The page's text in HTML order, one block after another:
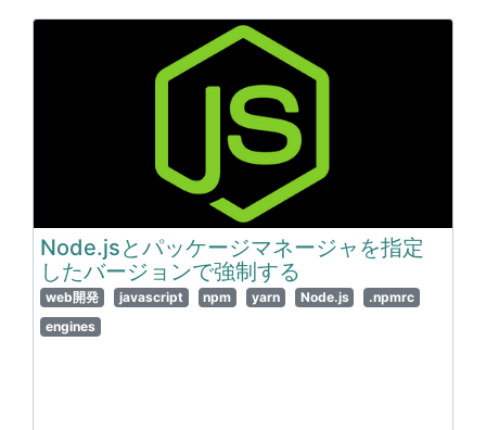
Node.jsとパッケージマネージャを指定
したバージョンで強制する
web開発 javascript npm yarn Node.js
.npmrc
engines